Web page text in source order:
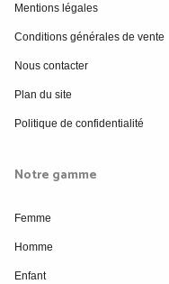
Mentions légales
Conditions générales de vente
Nous contacter
Plan du site
Politique de confidentialité
Notre gamme
Femme
Homme
Enfant